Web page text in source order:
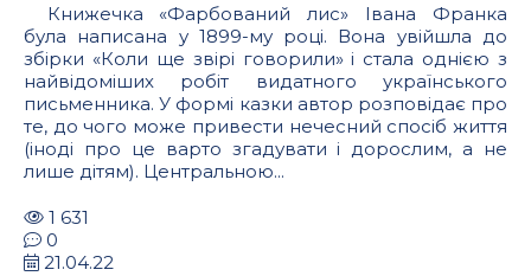
Книжечка «Фарбований лис» Івана Франка
була написана у 1899-му році. Вона увійшла до
збірки «Коли ще звірі говорили» і стала однією з
найвідоміших робіт видатного українського
письменника. У формі казки автор розповідає про
те, до чого може привести нечесний спосіб життя
(іноді про це варто згадувати і дорослим, а не
лише дітям). Центральною...
1 631
0
21.04.22